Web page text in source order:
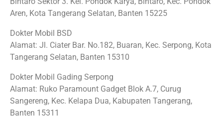
Aren, Kota Tangerang Selatan, Banten 15225
Dokter Mobil BSD
Alamat: Jl. Ciater Bar. No.182, Buaran, Kec. Serpong, Kota
Tangerang Selatan, Banten 15310
Dokter Mobil Gading Serpong
Alamat: Ruko Paramount Gadget Blok A.7, Curug
Sangereng, Kec. Kelapa Dua, Kabupaten Tangerang,
Banten 15311